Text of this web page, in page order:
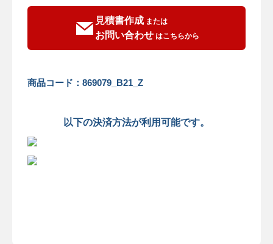
見積書作成または
お問い合わせはこちらから
商品コード：869079_B21_Z
以下の決済方法が利用可能です。